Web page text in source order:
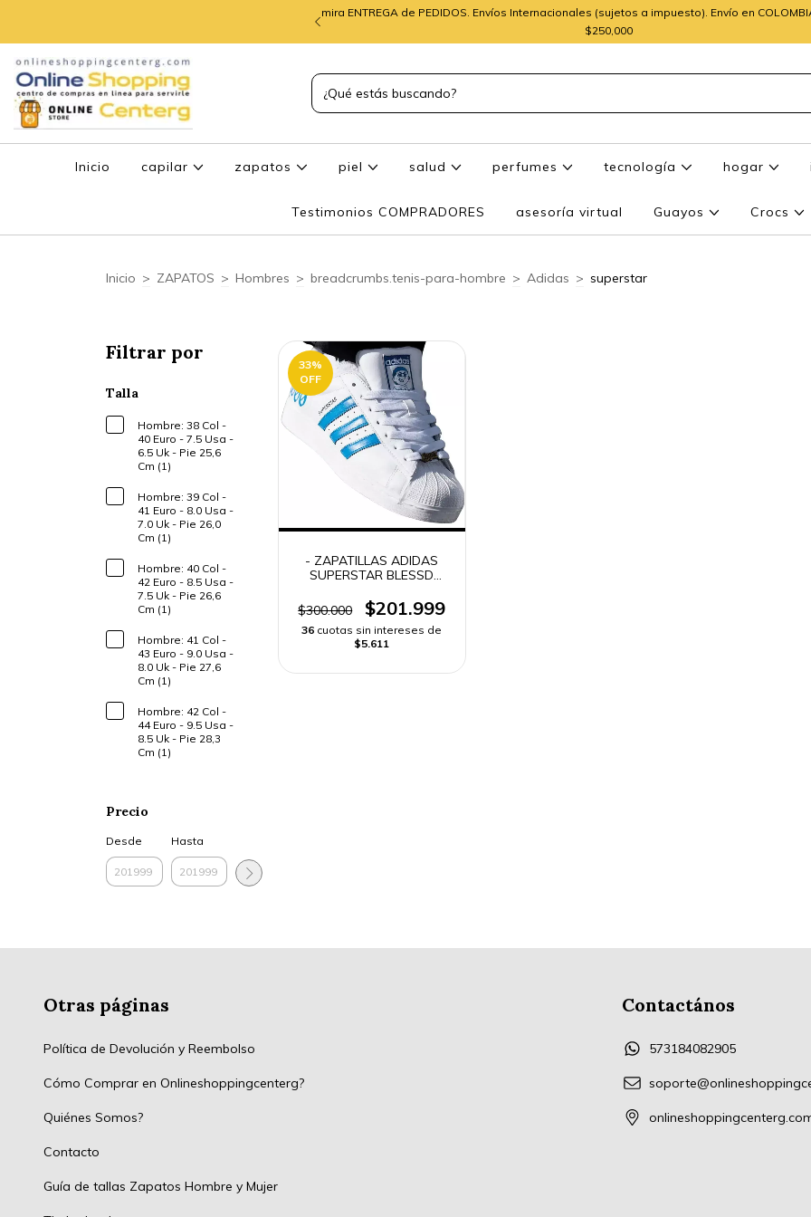
mira ENTREGA de PEDIDOS. Envíos Internacionales (sujetos a impuesto). Envío en
$250,000
Inicio capilar zapatos piel salud perfumes tecnología hogar
Testimonios COMPRADORES asesoría virtual Guayos Crocs
Inicio > ZAPATOS > Hombres > breadcrumbs.tenis-para-hombre > Adidas > superstar
Filtrar por
Talla
Hombre: 38 Col -
40 Euro - 7.5 Usa -
6.5 Uk - Pie 25,6
Cm (1)
Hombre: 39 Col -
41 Euro - 8.0 Usa -
7.0 Uk - Pie 26,0
Cm (1)
Hombre: 40 Col -
42 Euro - 8.5 Usa -
7.5 Uk - Pie 26,6
Cm (1)
Hombre: 41 Col -
43 Euro - 9.0 Usa -
8.0 Uk - Pie 27,6
Cm (1)
Hombre: 42 Col -
44 Euro - 9.5 Usa -
8.5 Uk - Pie 28,3
Cm (1)
Precio
Desde Hasta
33%
OFF
- ZAPATILLAS ADIDAS
SUPERSTAR BLESSD
$300.000
$201.999
36 cuotas sin intereses de
$5.611
Otras páginas
Política de Devolución y Reembolso
Cómo Comprar en Onlineshoppingcenterg?
Quiénes Somos?
Contacto
Guía de tallas Zapatos Hombre y Mujer
Contactános
573184082905